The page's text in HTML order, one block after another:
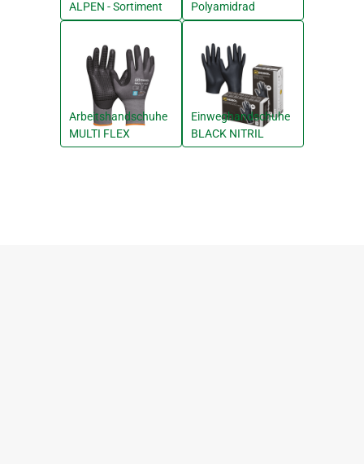
ALPEN - Sortiment
Polyamidrad
Arbeitshandschuhe
MULTI FLEX
Einweghandschuhe
BLACK NITRIL